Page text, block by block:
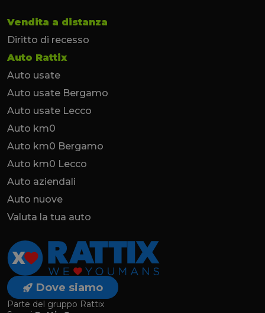
Vendita a distanza
Diritto di recesso
Auto Rattix
Auto usate
Auto usate Bergamo
Auto usate Lecco
Auto km0
Auto km0 Bergamo
Auto km0 Lecco
Auto aziendali
Auto nuove
Valuta la tua auto
Dove siamo
Parte del gruppo Rattix